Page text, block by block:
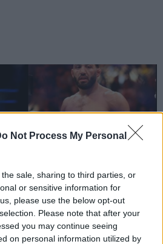
Not Process My Personal
sale, sharing to third parties, or
or sensitive information for
please use the below opt-out
Please note that after your
you may continue seeing
on personal information utilized by
Paddy, svekkes mine